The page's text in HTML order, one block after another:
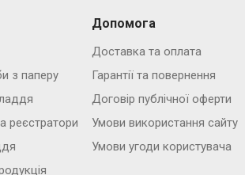
з паперу
реєстратори
Допомога
Доставка та оплата
Гарантії та повернення
Договір публічної оферти
Умови використання сайту
Умови угоди користувача